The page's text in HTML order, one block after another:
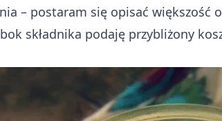
– postaram się opisać większość
składnika podaję przybliżony